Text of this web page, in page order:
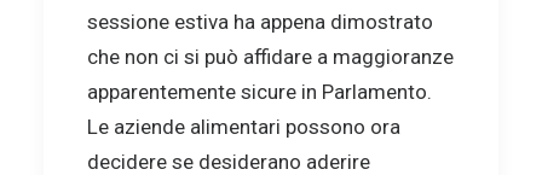
sessione estiva ha appena dimostrato
che non ci si può affidare a maggioranze
apparentemente sicure in Parlamento.
Le aziende alimentari possono ora
decidere se desiderano aderire